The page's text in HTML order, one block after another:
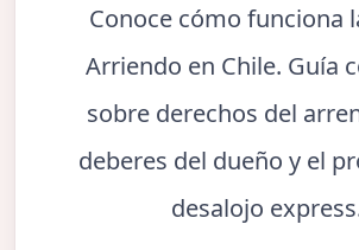
Conoce cómo funciona
Arriendo en Chile. Guía
sobre derechos del
deberes del dueño y el
desalojo